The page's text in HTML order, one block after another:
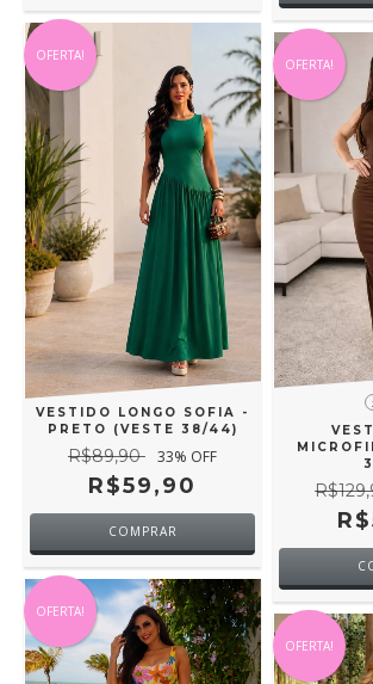
OFERTA!
VESTIDO LONGO SOFIA -
PRETO (VESTE 38/44)
R$89,90 33% OFF
R$59,90
COMPRAR
OFERTA!
OFERTA!
OFERTA!